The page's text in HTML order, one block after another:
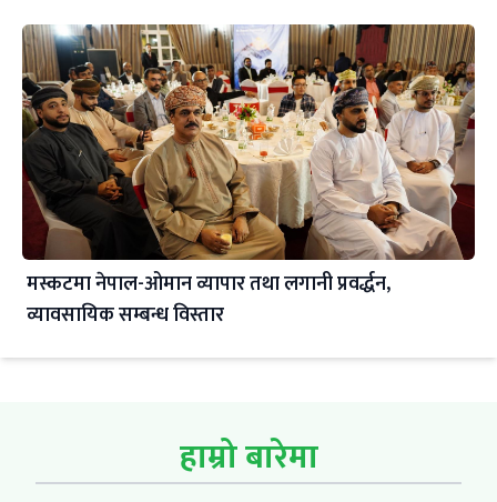
मस्कटमा नेपाल-ओमान व्यापार तथा लगानी प्रवर्द्धन,
व्यावसायिक सम्बन्ध विस्तार
हाम्रो बारेमा